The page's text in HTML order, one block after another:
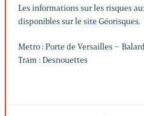
Les informations sur les risques
disponibles sur le site Géorisques.
Metro : Porte de Versailles – Balard
Tram : Desnouettes